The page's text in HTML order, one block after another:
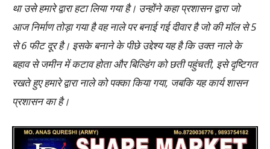
था उसे हमारे द्वारा हटा लिया गया है। उन्होंने कहा प्रशासन द्वारा जो
आज निर्माण तोड़ा गया है वह नाले पर बनाई गई दीवार है जो की मॉल से 5
से 6 फीट दूर है। इसके बनाने के पीछे उद्देश्य यह है कि उक्त नाले के
बहाव से जमीन में कटाव होता और बिल्डिंग को छती पहुंचती, इसे दृष्टिगत
रखते हुए हमारे द्वारा नाले को पक्का किया गया, जबकि यह कार्य शासन
प्रशासन का है।